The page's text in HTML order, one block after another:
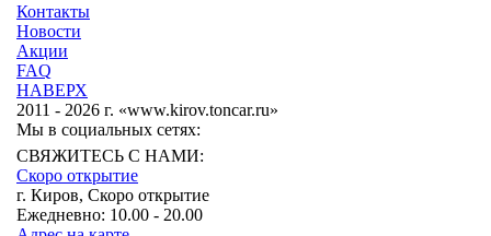
Контакты
Новости
Акции
FAQ
НАВЕРХ
2011 - 2026 г. «www.kirov.toncar.ru»
Мы в социальных сетях:
СВЯЖИТЕСЬ С НАМИ:
Скоро открытие
г. Киров, Скоро открытие
Ежедневно: 10.00 - 20.00